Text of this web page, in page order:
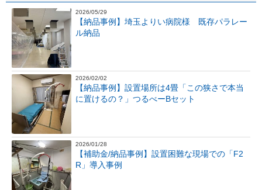
2026/05/29
【納品事例】埼玉よりい病院様 既存パラレー
ル納品
2026/02/02
【納品事例】設置場所は4畳「この狭さで本当
に置けるの？」つるべーBセット
2026/01/28
【補助金/納品事例】設置困難な現場での「F2
R」導入事例